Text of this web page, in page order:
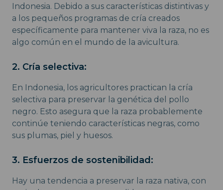
Indonesia. Debido a sus características distintivas y
a los pequeños programas de cría creados
específicamente para mantener viva la raza, no es
algo común en el mundo de la avicultura.
2. Cría selectiva:
En Indonesia, los agricultores practican la cría
selectiva para preservar la genética del pollo
negro. Esto asegura que la raza probablemente
continúe teniendo características negras, como
sus plumas, piel y huesos.
3. Esfuerzos de sostenibilidad:
Hay una tendencia a preservar la raza nativa, con